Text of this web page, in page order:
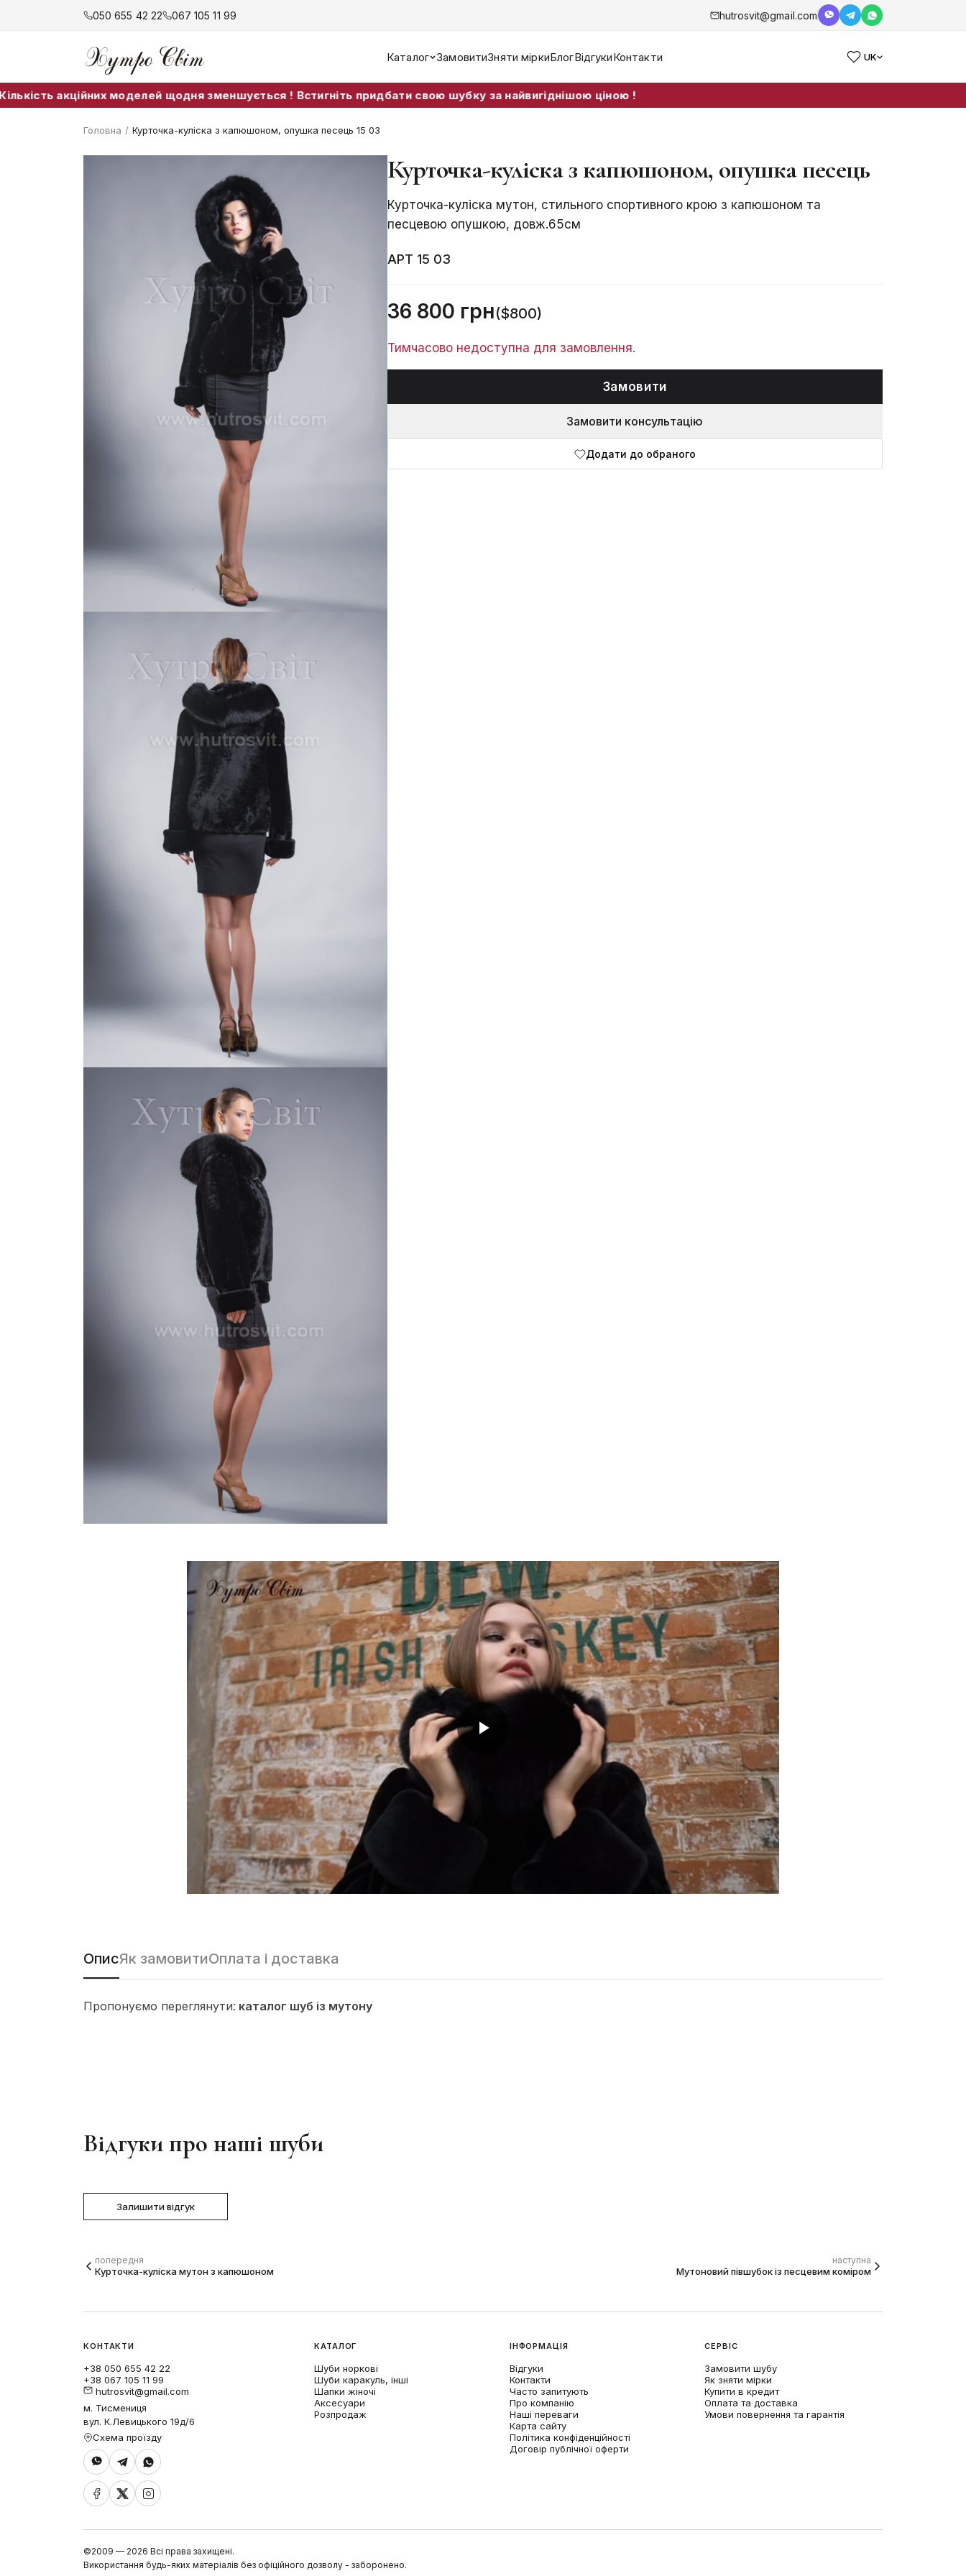
Каталог ЗамовитиЗняти міркиБлогВідгукиКонтакти UK
050 655 42 22 067 105 11 99 hutrosvit@gmail.com
моделей щодня зменшується ! Встигніть придбати свою шубку за найвигіднішою ціною !
Головна / Курточка-куліска з капюшоном, опушка песець 15 03
Курточка-куліска з капюшоном, опушка песець
Курточка-куліска мутон, стильного спортивного крою з капюшоном та
песцевою опушкою, довж.65см
АРТ 15 03
36 800 грн($800)
Тимчасово недоступна для замовлення.
Замовити
Замовити консультацію
Додати до обраного
ОписЯк замовитиОплата і доставка
Пропонуємо переглянути: каталог шуб із мутону
Відгуки про наші шуби
Залишити відгук
попередня
Курточка-куліска мутон з капюшоном
наступна
Мутоновий півшубок із песцевим коміром
КОНТАКТИ
+38 050 655 42 22
+38 067 105 11 99
hutrosvit@gmail.com
м. Тисмениця
вул. К.Левицького 19д/6
Схема проїзду
КАТАЛОГ
Шуби норкові
Шуби каракуль, інші
Шапки жіночі
Аксесуари
Розпродаж
ІНФОРМАЦІЯ
Відгуки
Контакти
Часто запитують
Про компанію
Наші переваги
Карта сайту
Політика конфіденційності
Договір публічної оферти
СЕРВІС
Замовити шубу
Як зняти мірки
Купити в кредит
Оплата та доставка
Умови повернення та гарантія
©2009 — 2026 Всі права захищені.
Використання будь-яких матеріалів без офіційного дозволу - заборонено.